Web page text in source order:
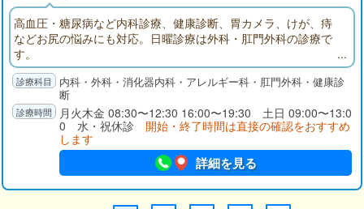
高血圧・糖尿病など内科診療、健康診断、胃カメラ、けが、痔
などお尻の悩みにも対応。日曜診療は外科・肛門外科の診療で
す。
内科・外科・消化器内科・アレルギー科・肛門外科・健康診
断
月火木金 08:30〜12:30 16:00〜19:30 土日 09:00〜13:0
0 水・祝休診 開始・終了時間は直接の確認をおすすめ
します
詳細を見る